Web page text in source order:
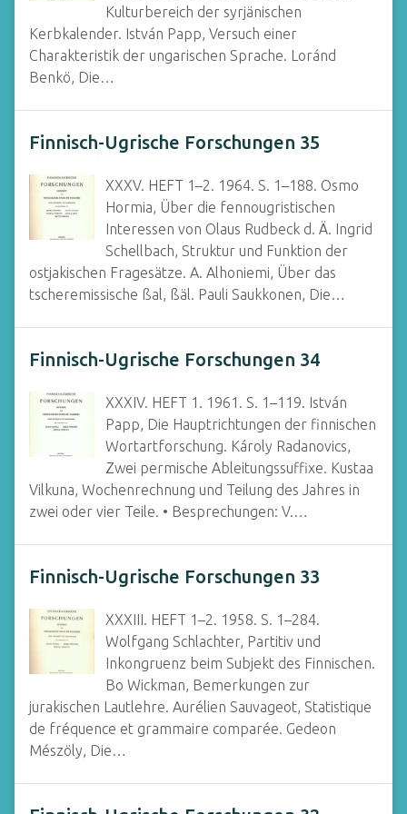
Kulturbereich der syrjänischen
Kerbkalender. István Papp, Versuch einer
Charakteristik der ungarischen Sprache. Loránd
Benkö, Die…
Finnisch-Ugrische Forschungen 35
XXXV. HEFT 1–2. 1964. S. 1–188. Osmo
Hormia, Über die fennougristischen
Interessen von Olaus Rudbeck d. Ä. Ingrid
Schellbach, Struktur und Funktion der
ostjakischen Fragesätze. A. Alhoniemi, Über das
tscheremissische ßal, ßäl. Pauli Saukkonen, Die…
Finnisch-Ugrische Forschungen 34
XXXIV. HEFT 1. 1961. S. 1–119. István
Papp, Die Hauptrichtungen der finnischen
Wortartforschung. Károly Radanovics,
Zwei permische Ableitungssuffixe. Kustaa
Vilkuna, Wochenrechnung und Teilung des Jahres in
zwei oder vier Teile. • Besprechungen: V.…
Finnisch-Ugrische Forschungen 33
XXXIII. HEFT 1–2. 1958. S. 1–284.
Wolfgang Schlachter, Partitiv und
Inkongruenz beim Subjekt des Finnischen.
Bo Wickman, Bemerkungen zur
jurakischen Lautlehre. Aurélien Sauvageot, Statistique
de fréquence et grammaire comparée. Gedeon
Mészöly, Die…